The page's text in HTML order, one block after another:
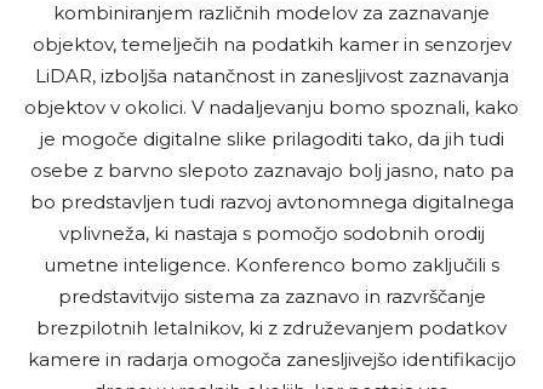
kombiniranjem različnih modelov za zaznavanje
objektov, temelječih na podatkih kamer in senzorjev
LiDAR, izboljša natančnost in zanesljivost zaznavanja
objektov v okolici. V nadaljevanju bomo spoznali, kako
je mogoče digitalne slike prilagoditi tako, da jih tudi
osebe z barvno slepoto zaznavajo bolj jasno, nato pa
bo predstavljen tudi razvoj avtonomnega digitalnega
vplivneža, ki nastaja s pomočjo sodobnih orodij
umetne inteligence. Konferenco bomo zaključili s
predstavitvijo sistema za zaznavo in razvrščanje
brezpilotnih letalnikov, ki z združevanjem podatkov
kamere in radarja omogoča zanesljivejšo identifikacijo